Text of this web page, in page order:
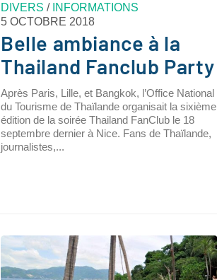
DIVERS / INFORMATIONS
5 OCTOBRE 2018
Belle ambiance à la
Thailand Fanclub Party
Après Paris, Lille, et Bangkok, l’Office National
du Tourisme de Thaïlande organisait la sixième
édition de la soirée Thailand FanClub le 18
septembre dernier à Nice. Fans de Thaïlande,
journalistes,...